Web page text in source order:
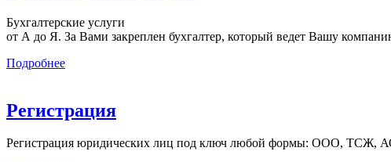
Бухгалтерские услуги
от А до Я. За Вами закреплен бухгалтер, который ведет Вашу
Подробнее
Регистрация
Регистрация юридических лиц под ключ любой формы: ООО, ТСЖ,